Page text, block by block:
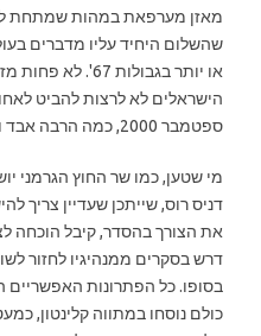
מאזן מערפאת במהות שמתחת
שהשלום היחיד עליו מדברים
או יותר בגבולות
הישראלים לא לרצות להביט
ספטמבר 2000, כמה הרבה אבד ואיזה מחיר נורא שולם.
מי שטען, כמו שר החוץ הגרמני
דניס רוס, שייתכן שעדיין צריך
דרש בסקרים ממנהיגיו לחזור
כולם נוסחו במתווה קלינטון,